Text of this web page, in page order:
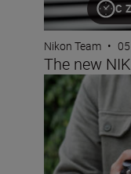
Nikon Team •
The new
The new